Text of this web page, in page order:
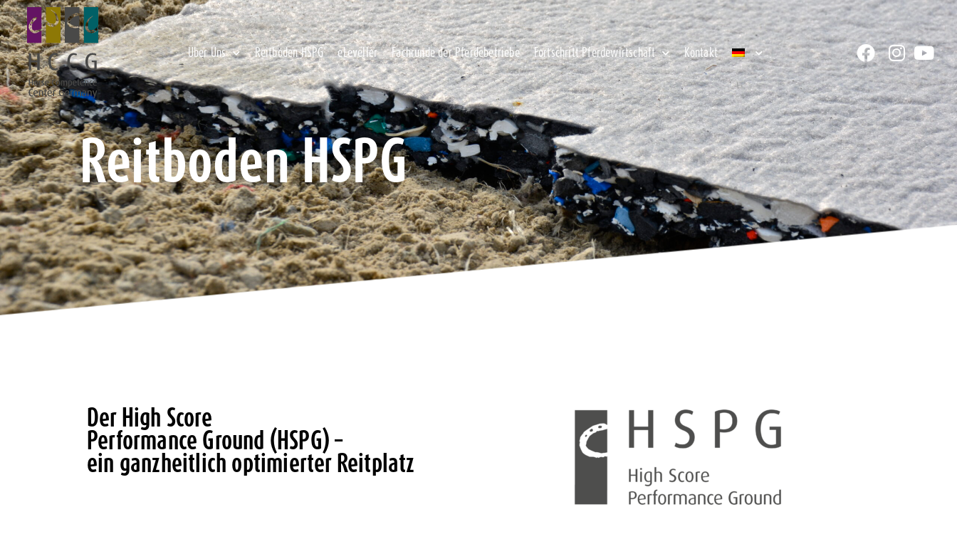
Über Uns Reitboden HSPG eLeveller Fachrunde der Pferdebetriebe Fortschritt Pferdewirtschaft Kontakt
Reitboden HSPG
Der High Score
Performance Ground (HSPG) –
ein ganzheitlich optimierter Reitplatz